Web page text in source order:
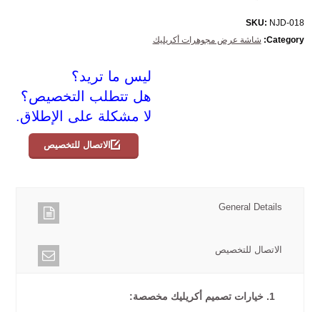
SKU: NJD-018
Category: شاشة عرض مجوهرات أكريليك
ليس ما تريد؟
هل تتطلب التخصيص؟
لا مشكلة على الإطلاق.
الاتصال للتخصيص
General Details
الاتصال للتخصيص
1. خيارات تصميم أكريليك مخصصة: